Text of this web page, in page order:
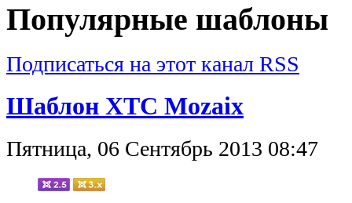
Популярные шаблоны
Подписаться на этот канал RSS
Шаблон XTC Mozaix
Пятница, 06 Сентябрь 2013 08:47